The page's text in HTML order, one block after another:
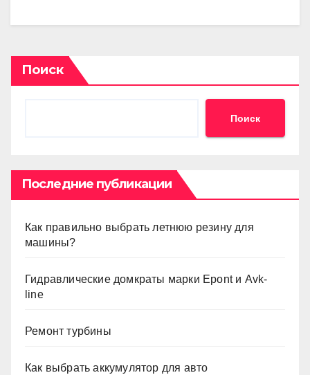
Поиск
Поиск
Последние публикации
Как правильно выбрать летнюю резину для
машины?
Гидравлические домкраты марки Epont и Avk-
line
Ремонт турбины
Как выбрать аккумулятор для авто